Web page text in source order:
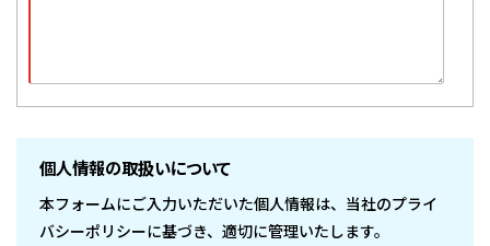
個人情報の取扱いについて
本フォームにご入力いただいた個人情報は、当社のプライ
バシーポリシーに基づき、適切に管理いたします。